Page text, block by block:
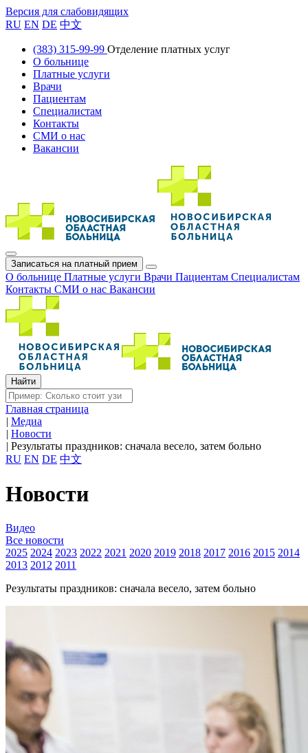
Версия для слабовидящих
RU EN DE 中文
(383) 315-99-99 Отделение платных услуг
О больнице
Платные услуги
Врачи
Пациентам
Специалистам
Контакты
СМИ о нас
Вакансии
Записаться на платный прием
О больнице Платные услуги Врачи Пациентам Специалистам
Контакты СМИ о нас Вакансии
Главная страница
| Медиа
| Новости
| Результаты праздников: сначала весело, затем больно
RU EN DE 中文
Новости
Видео
Все новости
2025 2024 2023 2022 2021 2020 2019 2018 2017 2016 2015 2014
2013 2012 2011
Результаты праздников: сначала весело, затем больно